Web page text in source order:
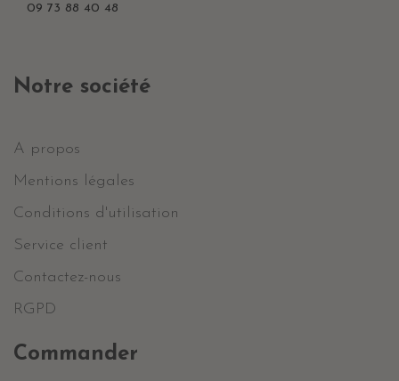
09 73 88 40 48
Notre société
A propos
Mentions légales
Conditions d'utilisation
Service client
Contactez-nous
RGPD
Commander